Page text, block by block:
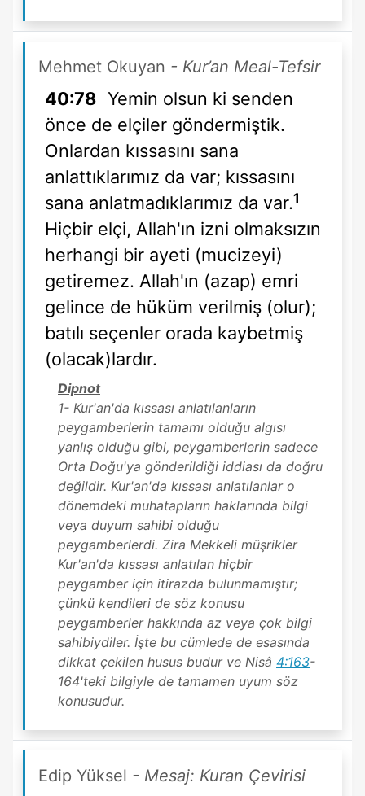
Mehmet Okuyan - Kur’an Meal-Tefsir
40:78 Yemin olsun ki senden
önce de elçiler göndermiştik.
Onlardan kıssasını sana
anlattıklarımız da var; kıssasını
sana anlatmadıklarımız da var.1
Hiçbir elçi, Allah'ın izni olmaksızın
herhangi bir ayeti (mucizeyi)
getiremez. Allah'ın (azap) emri
gelince de hüküm verilmiş (olur);
batılı seçenler orada kaybetmiş
(olacak)lardır.
Dipnot
1- Kur'an'da kıssası anlatılanların
peygamberlerin tamamı olduğu algısı
yanlış olduğu gibi, peygamberlerin sadece
Orta Doğu'ya gönderildiği iddiası da doğru
değildir. Kur'an'da kıssası anlatılanlar o
dönemdeki muhatapların haklarında bilgi
veya duyum sahibi olduğu
peygamberlerdi. Zira Mekkeli müşrikler
Kur'an'da kıssası anlatılan hiçbir
peygamber için itirazda bulunmamıştır;
çünkü kendileri de söz konusu
peygamberler hakkında az veya çok bilgi
sahibiydiler. İşte bu cümlede de esasında
dikkat çekilen husus budur ve Nisâ 4:163-
164'teki bilgiyle de tamamen uyum söz
konusudur.
Edip Yüksel - Mesaj: Kuran Çevirisi